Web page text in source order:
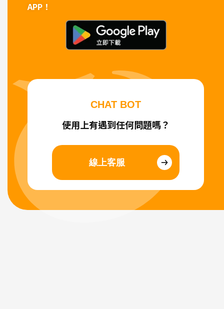
APP！
CHAT BOT
使用上有遇到任何問題嗎？
線上客服